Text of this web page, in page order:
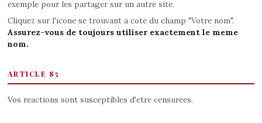
exemple pour les partager sur un autre site.
Cliquez sur l'icone se trouvant a cote du champ "Votre nom".
Assurez-vous de toujours utiliser exactement le meme
nom.
ARTICLE 85
Vos reactions sont susceptibles d'etre censurees.